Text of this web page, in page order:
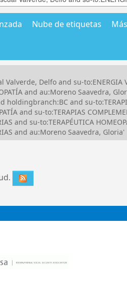
Nube de etiquetas
Delfo and su-to:ENERGIA
and au:Moreno Saavedra,
and su-
and su-to:TERAPIAS
and su-to:TERAPÉUTICA
and au:Moreno Saavedra, Gloria'